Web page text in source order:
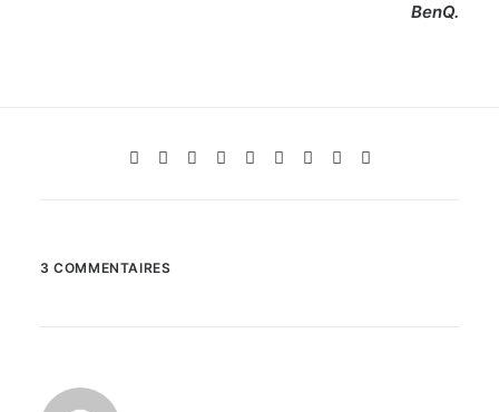
BenQ.
3 COMMENTAIRES